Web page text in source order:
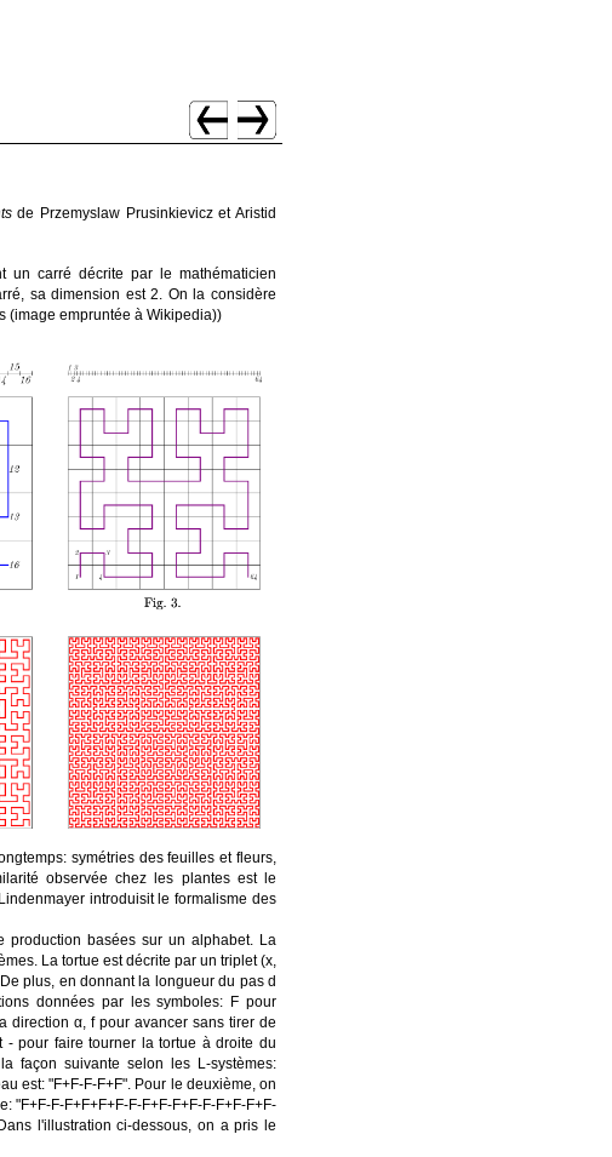
de Przemyslaw Prusinkievicz et Aristid
un carré décrite par le mathématicien
sa dimension est 2. On la considère
(image empruntée à Wikipedia))
symétries des feuilles et fleurs,
observée chez les plantes est le
introduisit le formalisme des
production basées sur un alphabet. La
La tortue est décrite par un triplet (x,
plus, en donnant la longueur du pas d
données par les symboles: F pour
direction α, f pour avancer sans tirer de
pour faire tourner la tortue à droite du
façon suivante selon les L-systèmes:
est: "F+F-F-F+F". Pour le deuxième, on
F-F+F+F+F-F-F+F-F+F-F-F+F-F+F-
l'illustration ci-dessous, on a pris le